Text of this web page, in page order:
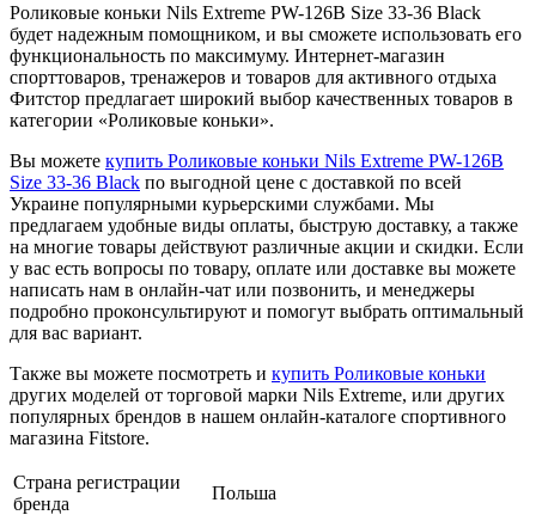
Роликовые коньки Nils Extreme PW-126B Size 33-36 Black
будет надежным помощником, и вы сможете использовать его
функциональность по максимуму. Интернет-магазин
спорттоваров, тренажеров и товаров для активного отдыха
Фитстор предлагает широкий выбор качественных товаров в
категории «Роликовые коньки».
Вы можете купить Роликовые коньки Nils Extreme PW-126B
Size 33-36 Black по выгодной цене с доставкой по всей
Украине популярными курьерскими службами. Мы
предлагаем удобные виды оплаты, быструю доставку, а также
на многие товары действуют различные акции и скидки. Если
у вас есть вопросы по товару, оплате или доставке вы можете
написать нам в онлайн-чат или позвонить, и менеджеры
подробно проконсультируют и помогут выбрать оптимальный
для вас вариант.
Также вы можете посмотреть и купить Роликовые коньки
других моделей от торговой марки Nils Extreme, или других
популярных брендов в нашем онлайн-каталоге спортивного
магазина Fitstore.
Страна регистрации
бренда
Польша